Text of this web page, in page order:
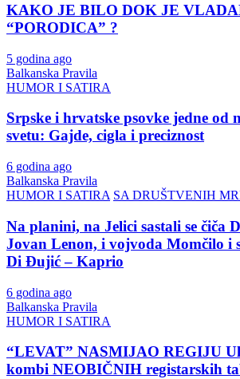
KAKO JE BILO DOK JE
“PORODICA” ?
5 godina ago
Balkanska Pravila
HUMOR I SATIRA
Srpske i hrvatske psovke jedne od
svetu: Gajde, cigla i preciznost
6 godina ago
Balkanska Pravila
HUMOR I SATIRA SA DRUŠTVENIH
Na planini, na Jelici sastali se čiča
Jovan Lenon, i vojvoda Momčilo i
Di Đujić – Kaprio
6 godina ago
Balkanska Pravila
HUMOR I SATIRA
“LEVAT” NASMIJAO REGIJU
kombi NEOBIČNIH registarskih